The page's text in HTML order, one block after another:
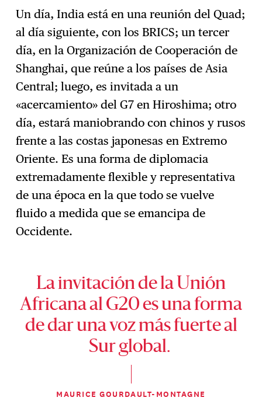
Un día, India está en una reunión del Quad;
al día siguiente, con los BRICS; un tercer
día, en la Organización de Cooperación de
Shanghai, que reúne a los países de Asia
Central; luego, es invitada a un
«acercamiento» del G7 en Hiroshima; otro
día, estará maniobrando con chinos y rusos
frente a las costas japonesas en Extremo
Oriente. Es una forma de diplomacia
extremadamente flexible y representativa
de una época en la que todo se vuelve
fluido a medida que se emancipa de
Occidente.
La invitación de la Unión
Africana al G20 es una forma
de dar una voz más fuerte al
Sur global.
MAURICE GOURDAULT-MONTAGNE